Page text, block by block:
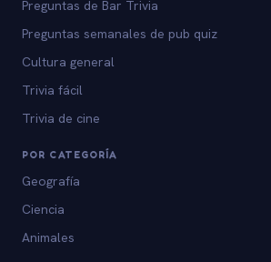
Preguntas de Bar Trivia
Preguntas semanales de pub quiz
Cultura general
Trivia fácil
Trivia de cine
POR CATEGORÍA
Geografía
Ciencia
Animales